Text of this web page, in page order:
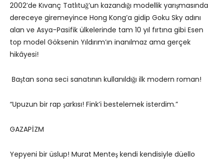
2002’de Kıvanç Tatlıtuğ’un kazandığı modellik yarışmasında
dereceye giremeyince Hong Kong’a gidip Goku Sky adını
alan ve Asya-Pasifik ülkelerinde tam 10 yıl fırtına gibi Esen
top model Göksenin Yıldırım’ın inanılmaz ama gerçek
hikâyesi!
Baştan sona seci sanatının kullanıldığı ilk modern roman!
“Upuzun bir rap şarkısı! Fink’i bestelemek isterdim.”
GAZAPİZM
Yepyeni bir üslup! Murat Menteş kendi kendisiyle düello